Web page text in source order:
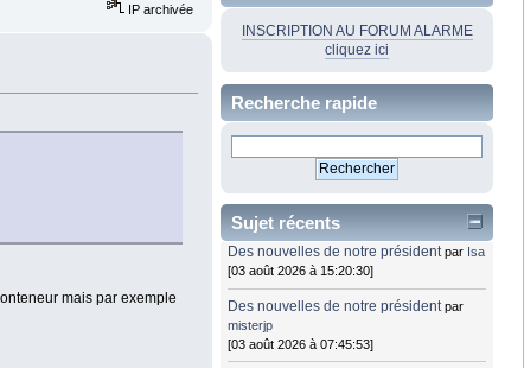
IP archivée
mais par exemple
INSCRIPTION AU FORUM ALARME
cliquez ici
Recherche rapide
Sujet récents
Des nouvelles de notre président par Isa
[03 août 2026 à 15:20:30]
Des nouvelles de notre président par
misterjp
[03 août 2026 à 07:45:53]